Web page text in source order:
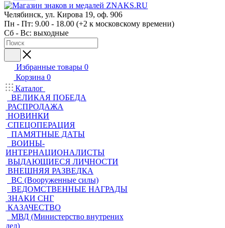
Челябинск, ул. Кирова 19, оф. 906
Пн - Пт: 9.00 - 18.00 (+2 к московскому времени)
Сб - Вс: выходные
Избранные товары 0
Корзина 0
Каталог
ВЕЛИКАЯ ПОБЕДА
РАСПРОДАЖА
НОВИНКИ
СПЕЦОПЕРАЦИЯ
ПАМЯТНЫЕ ДАТЫ
ВОИНЫ-
ИНТЕРНАЦИОНАЛИСТЫ
ВЫДАЮЩИЕСЯ ЛИЧНОСТИ
ВНЕШНЯЯ РАЗВЕДКА
ВС (Вооруженные силы)
ВЕДОМСТВЕННЫЕ НАГРАДЫ
ЗНАКИ СНГ
КАЗАЧЕСТВО
МВД (Министерство внутрених
дел)